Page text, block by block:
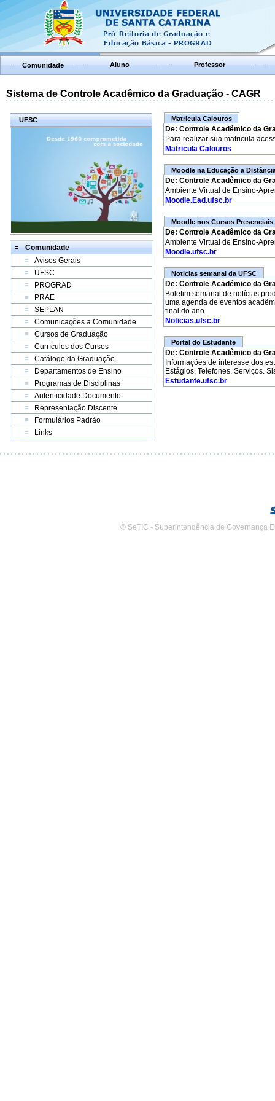
Comunidade Aluno Professor
Sistema de Controle Acadêmico da Graduação - CAGR
UFSC
Comunidade
Avisos Gerais
UFSC
PROGRAD
PRAE
SEPLAN
Comunicações a Comunidade
Cursos de Graduação
Currículos dos Cursos
Catálogo da Graduação
Departamentos de Ensino
Programas de Disciplinas
Autenticidade Documento
Representação Discente
Formulários Padrão
Links
Matricula Calouros
De: Controle Acadêmico da
Para realizar sua matricula
Matricula Calouros
Moodle na Educação a
De: Controle Acadêmico da
Ambiente Virtual de Ensino-
Moodle.Ead.ufsc.br
Moodle nos Cursos Presenciais
De: Controle Acadêmico da
Ambiente Virtual de Ensino-
Moodle.ufsc.br
Noticias semanal da UFSC
De: Controle Acadêmico da
Boletim semanal de notícias
uma agenda de eventos
final do ano.
Noticias.ufsc.br
Portal do Estudante
De: Controle Acadêmico da
Informações de interesse dos
Estágios, Telefones. Serviços.
Estudante.ufsc.br
© SeTIC - Superintendência de Governança